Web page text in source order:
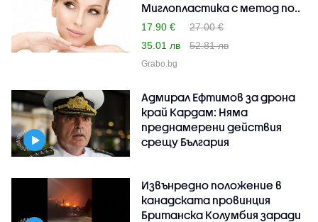
Миглопластика с метод по..
17.90 €
27.00 €
35.01 лв
52.81 лв
Grabo.bg
Адмирал Ефтимов за дрона
край Кардам: Няма
преднамерени действия
срещу България
Извънредно положение в
канадската провинция
Британска Колумбия заради